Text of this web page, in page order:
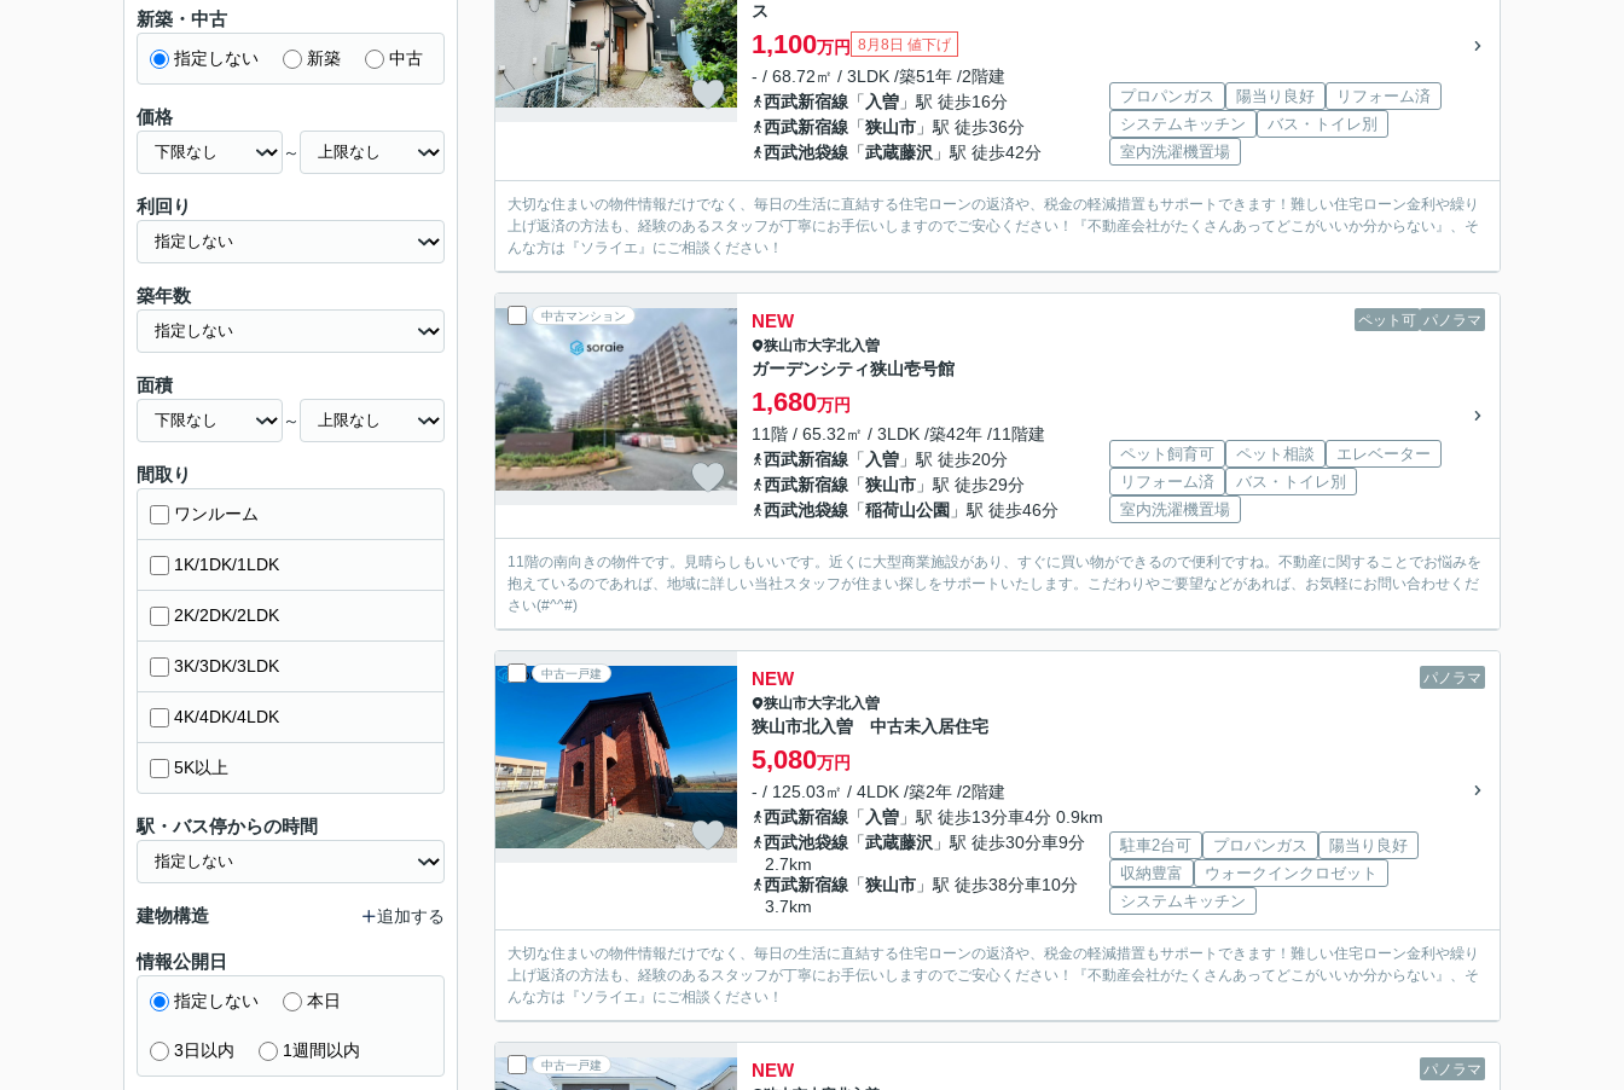
ス
1,100万円 8月8日 値下げ
- / 68.72㎡ / 3LDK /築51年 /2階建
西武新宿線 「 入曽 」駅 徒歩16分
西武新宿線 「狭山市 」駅 徒歩36分
西武池袋線 「武蔵藤沢 」駅 徒歩42分
プロパンガス 陽当り良好
リフォーム済
システムキッチン
バス・トイレ別
室内洗濯機置場
大切な住まいの物件情報だけでなく、毎日の生活に直結する住宅ローンの返済や、税金の軽減措置もサポートできます！難しい住宅ローン金利や繰り
上げ返済の方法も、経験のあるスタッフが丁寧にお手伝いしますのでご安心ください！『不動産会社がたくさんあってどこがいいか分からない』、そ
んな方は『ソライエ』にご相談ください！
中古マンション ペット可 パノラマ
NEW
狭山市大字北入曽
ガーデンシティ狭山壱号館
1,680万円
11階 / 65.32㎡ / 3LDK /築42年 /11階建
西武新宿線 「 入曽 」駅 徒歩20分
西武新宿線 「狭山市 」駅 徒歩29分
西武池袋線 「稲荷山公園 」駅 徒歩46分
ペット飼育可 ペット相談
エレベーター
リフォーム済
バス・トイレ別
室内洗濯機置場
11階の南向きの物件です。見晴らしもいいです。近くに大型商業施設があり、すぐに買い物ができるので便利ですね。不動産に関することでお悩みを
抱えているのであれば、地域に詳しい当社スタッフが住まい探しをサポートいたします。こだわりやご要望などがあれば、お気軽にお問い合わせくだ
さい(#^^#)
中古一戸建 パノラマ
NEW
狭山市大字北入曽
狭山市北入曽 中古未入居住宅
5,080万円
- / 125.03㎡ / 4LDK /築2年 /2階建
西武新宿線 「 入曽 」駅 徒歩13分車4分 0.9km
西武池袋線 「武蔵藤沢 」駅 徒歩30分車9分
2.7km
西武新宿線 「狭山市 」駅 徒歩38分車10分
3.7km
駐車2台可 プロパンガス
陽当り良好
収納豊富
ウォークインクロゼット
システムキッチン
大切な住まいの物件情報だけでなく、毎日の生活に直結する住宅ローンの返済や、税金の軽減措置もサポートできます！難しい住宅ローン金利や繰り
上げ返済の方法も、経験のあるスタッフが丁寧にお手伝いしますのでご安心ください！『不動産会社がたくさんあってどこがいいか分からない』、そ
んな方は『ソライエ』にご相談ください！
中古一戸建 パノラマ
NEW
新築・中古
指定しない 新築 中古
価格
～
利回り
築年数
面積
～
間取り
ワンルーム
1K/1DK/1LDK
2K/2DK/2LDK
3K/3DK/3LDK
4K/4DK/4LDK
5K以上
駅・バス停からの時間
建物構造 追加する
情報公開日
指定しない 本日
3日以内 1週間以内